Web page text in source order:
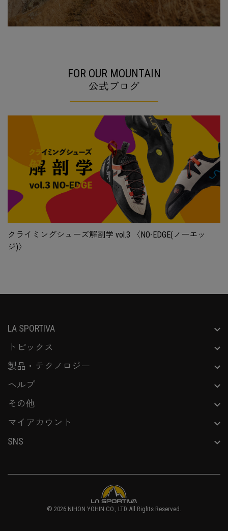
FOR OUR MOUNTAIN
公式ブログ
クライミングシューズ解剖学 vol.3 〈NO-EDGE(ノーエッ
ジ)〉
LA SPORTIVA
トピックス
製品・テクノロジー
ヘルプ
その他
マイアカウント
SNS
© 2026 NIHON YOHIN CO., LTD All Rights Reserved.